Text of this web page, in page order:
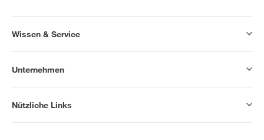
Wissen & Service
Unternehmen
Nützliche Links